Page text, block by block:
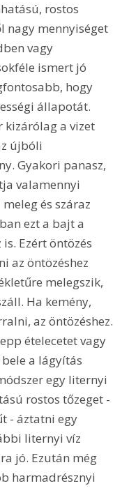
rostos
nagy mennyiséget
vagy
ismert jó
hogy
állapotát.
kizárólag a vizet
újbóli
Gyakori panasz,
valamennyi
és száraz
ezt a bajt a
Ezért öntözés
az öntözéshez
melegszik,
Ha kemény,
az öntözéshez.
ételecetet vagy
a lágyítás
egy liternyi
rostos tőzeget -
- áztatni egy
liternyi víz
jó. Ezután még
harmadrésznyi